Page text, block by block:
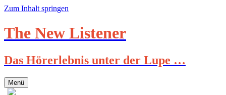
Zum Inhalt springen
The New Listener
Das Hörerlebnis unter der Lupe …
Menü